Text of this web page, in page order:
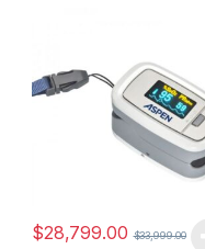
$28,799.00 $33,999.00